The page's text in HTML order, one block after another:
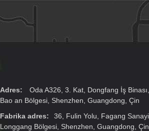
Adres:
Oda A326, 3. Kat, Dongfang İş
Bao an Bölgesi, Shenzhen, Guangdong, Çin
Fabrika adres:
36, Fulin Yolu, Fagang
Longgang Bölgesi, Shenzhen, Guangdong, Çin